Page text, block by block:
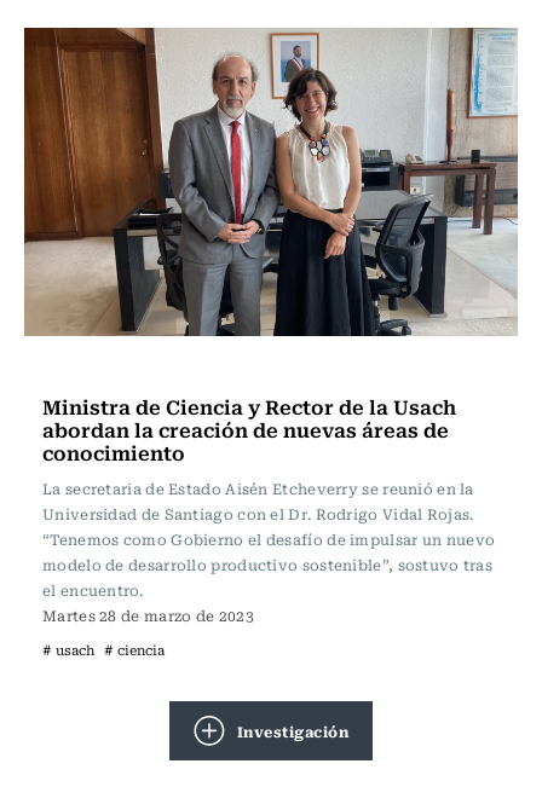
Ministra de Ciencia y Rector de la Usach
abordan la creación de nuevas áreas de
conocimiento
La secretaria de Estado Aisén Etcheverry se reunió en la
Universidad de Santiago con el Dr. Rodrigo Vidal Rojas.
“Tenemos como Gobierno el desafío de impulsar un nuevo
modelo de desarrollo productivo sostenible”, sostuvo tras
el encuentro.
Martes 28 de marzo de 2023
# usach # ciencia
Investigación